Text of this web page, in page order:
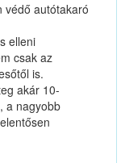
védő autótakaró
elleni
csak az
is.
akár 10-
a nagyobb